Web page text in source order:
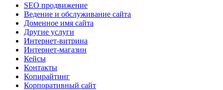
SEO продвижение
Ведение и обслуживание сайта
Доменное имя сайта
Другие услуги
Интернет-витрина
Интернет-магазин
Кейсы
Контакты
Копирайтинг
Корпоративный сайт